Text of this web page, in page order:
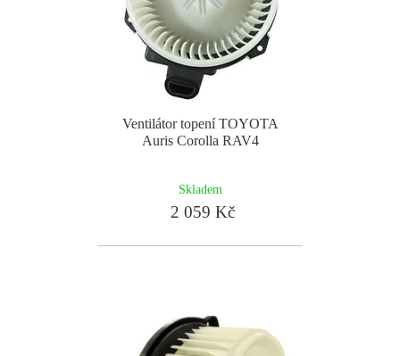
Ventilátor topení TOYOTA
Auris Corolla RAV4
Skladem
2 059 Kč